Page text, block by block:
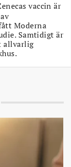
vaccin är
Moderna
Samtidigt är
allvarlig